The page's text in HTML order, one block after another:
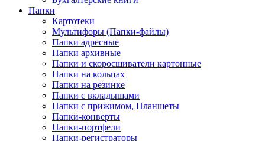
Папки
Картотеки
Мультифоры (Папки-файлы)
Папки адресные
Папки архивные
Папки и скоросшиватели картонные
Папки на кольцах
Папки на резинке
Папки с вкладышами
Папки с прижимом, Планшеты
Папки-конверты
Папки-портфели
Папки-регистраторы